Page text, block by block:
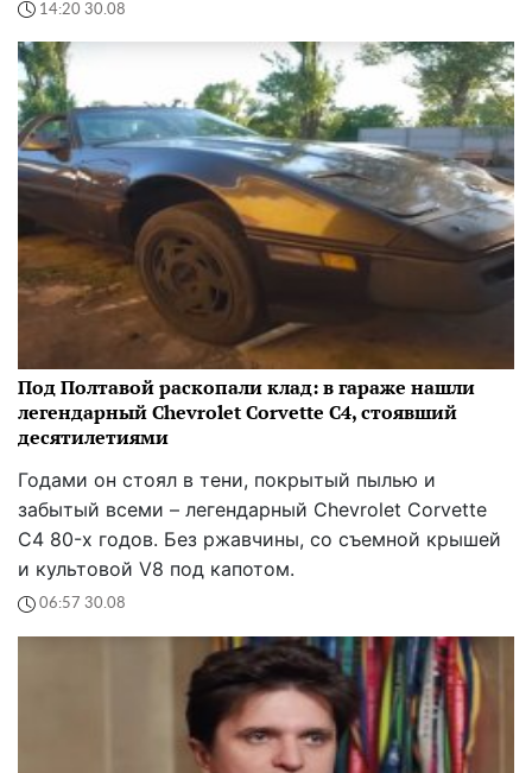
14:20 30.08
Под Полтавой раскопали клад: в гараже нашли
легендарный Chevrolet Corvette C4, стоявший
десятилетиями
Годами он стоял в тени, покрытый пылью и
забытый всеми – легендарный Chevrolet Corvette
C4 80-х годов. Без ржавчины, со съемной крышей
и культовой V8 под капотом.
06:57 30.08